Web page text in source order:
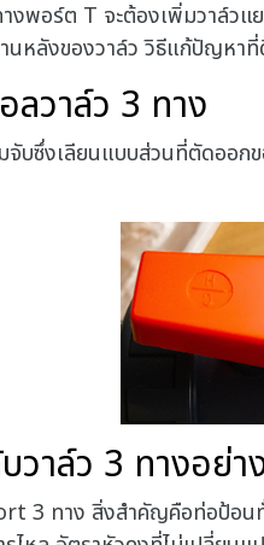
งพอร์ต T จะต้องเพิ่มวาล์ว
นหลังของวาล์ว วิธีแก้ปัญห
ลวาล์ว 3 ทาง
ซึ่งเลียนแบบส่วนที่ตัดออกข
าล์ว 3 ทางอย่า
3 ทาง สิ่งสำคัญคือท่อป้อ